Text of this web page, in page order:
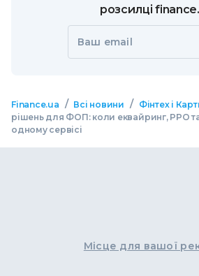
розсилці
Ваш email
Finance.ua / Всі новини / Фінтех і
рішень для ФОП: коли еквайринг, РРО та
одному сервісі
Місце для вашої